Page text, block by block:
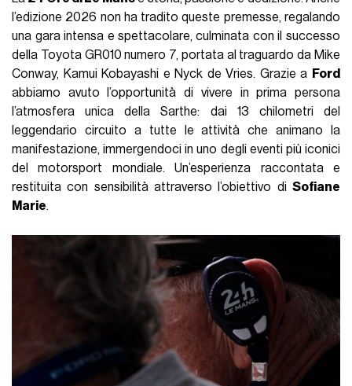
l’edizione 2026 non ha tradito queste premesse, regalando
una gara intensa e spettacolare, culminata con il successo
della Toyota GR010 numero 7, portata al traguardo da Mike
Conway, Kamui Kobayashi e Nyck de Vries. Grazie a Ford
abbiamo avuto l’opportunità di vivere in prima persona
l’atmosfera unica della Sarthe: dai 13 chilometri del
leggendario circuito a tutte le attività che animano la
manifestazione, immergendoci in uno degli eventi più iconici
del motorsport mondiale. Un’esperienza raccontata e
restituita con sensibilità attraverso l’obiettivo di Sofiane
Marie.